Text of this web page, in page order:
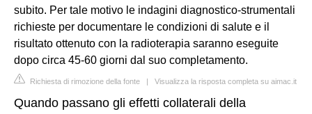
subito. Per tale motivo le indagini diagnostico-strumentali
richieste per documentare le condizioni di salute e il
risultato ottenuto con la radioterapia saranno eseguite
dopo circa 45-60 giorni dal suo completamento.
Richiesta di rimozione della fonte | Visualizza la risposta completa su aimac.it
Quando passano gli effetti collaterali della